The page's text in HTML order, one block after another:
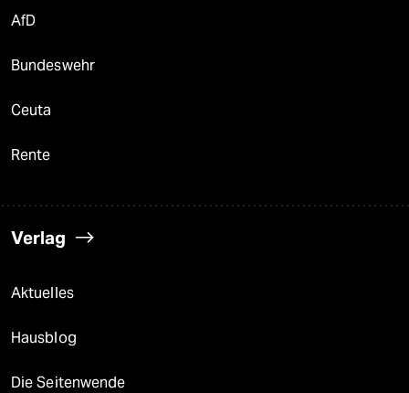
AfD
Bundeswehr
Ceuta
Rente
Verlag
Aktuelles
Hausblog
Die Seitenwende